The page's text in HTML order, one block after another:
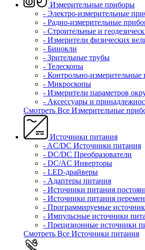
Измерительные приборы
- Электро-измерительные
- Радио-измерительные
- Строительные и
- Измерители физических
- Бинокли
- Зрительные трубы
- Телескопы
- Контрольно-измерительные
- Микроскопы
- Измерители параметров
- Аксессуары и
Смотреть Все Измерительные
Источники питания
- AC/DC Источники питания
- DC/DC Преобразователи
- DC/AC Инверторы
- LED-драйверы
- Адаптеры питания
- Источники питания
- Источники питания
- Программируемые
- Импульсные источники
- Прецизионные источники
Смотреть Все Источники питания